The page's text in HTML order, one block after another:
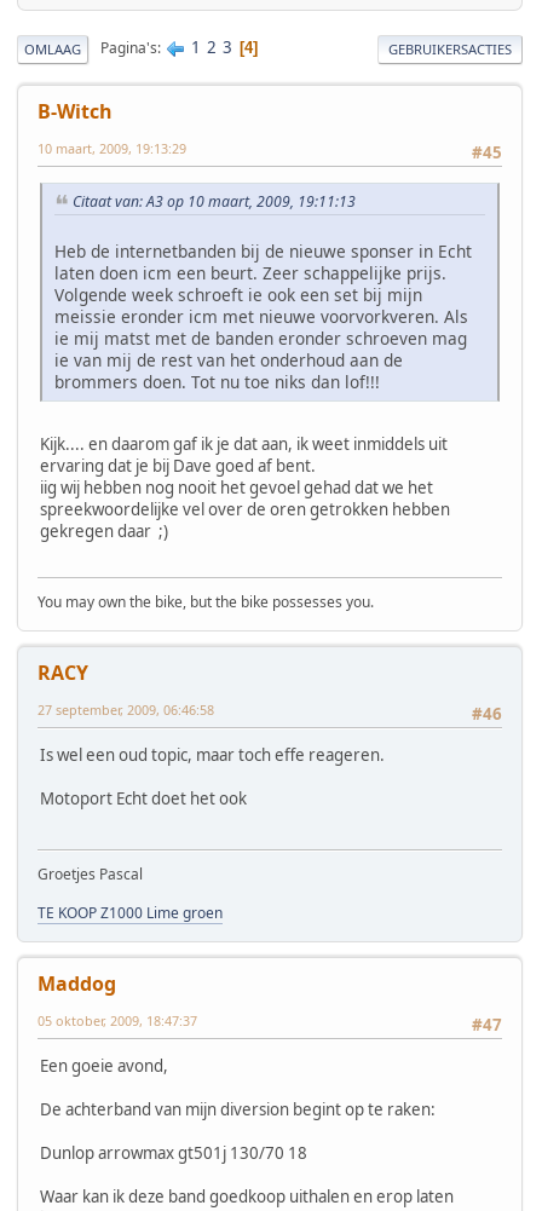
OMLAAG Pagina's 1 2 3 4 GEBRUIKERSACTIES
B-Witch
#45
10 maart, 2009, 19:13:29
Citaat van: A3 op 10 maart, 2009, 19:11:13
Heb de internetbanden bij de nieuwe sponser in Echt
laten doen icm een beurt. Zeer schappelijke prijs.
Volgende week schroeft ie ook een set bij mijn
meissie eronder icm met nieuwe voorvorkveren. Als
ie mij matst met de banden eronder schroeven mag
ie van mij de rest van het onderhoud aan de
brommers doen. Tot nu toe niks dan lof!!!
Kijk.... en daarom gaf ik je dat aan, ik weet inmiddels uit
ervaring dat je bij Dave goed af bent.
iig wij hebben nog nooit het gevoel gehad dat we het
spreekwoordelijke vel over de oren getrokken hebben
gekregen daar ;)
You may own the bike, but the bike possesses you.
RACY
#46
27 september, 2009, 06:46:58
Is wel een oud topic, maar toch effe reageren.
Motoport Echt doet het ook
Groetjes Pascal
TE KOOP Z1000 Lime groen
Maddog
#47
05 oktober, 2009, 18:47:37
Een goeie avond,
De achterband van mijn diversion begint op te raken:
Dunlop arrowmax gt501j 130/70 18
Waar kan ik deze band goedkoop uithalen en erop laten